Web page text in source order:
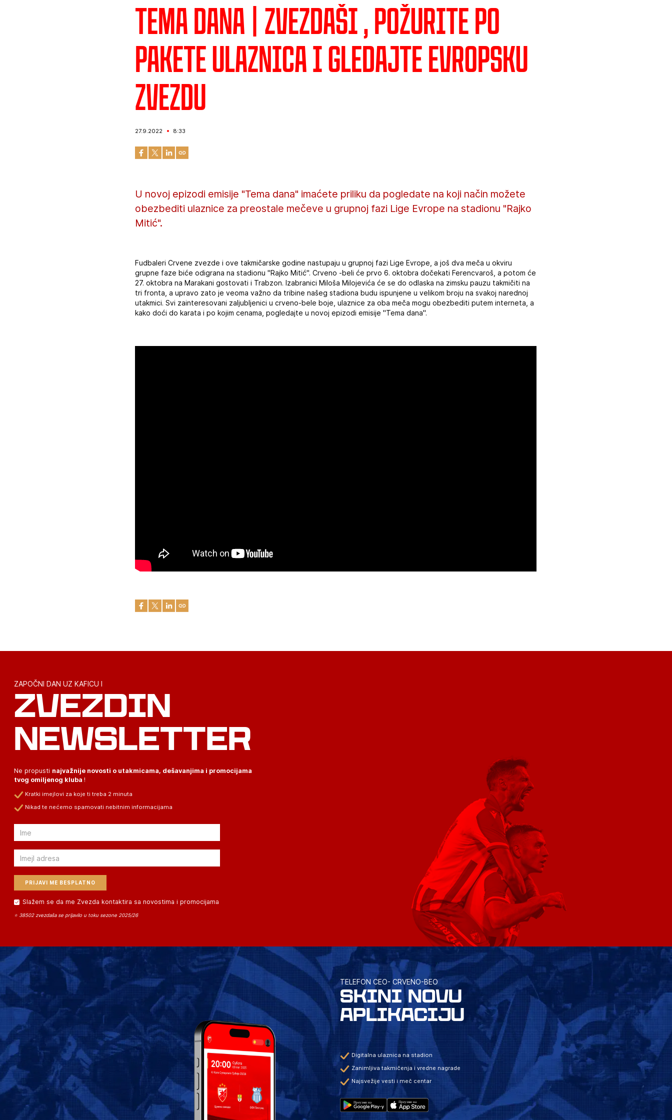
Tema dana | Zvezdaši , požurite po
pakete ulaznica i gledajte evropsku
Zvezdu
27.9.2022 8:33
U novoj epizodi emisije "Tema dana" imaćete priliku da pogledate na koji način možete
obezbediti ulaznice za preostale mečeve u grupnoj fazi Lige Evrope na stadionu "Rajko
Mitić".
Fudbaleri Crvene zvezde i ove takmičarske godine nastupaju u grupnoj fazi Lige Evrope, a još dva meča u okviru
grupne faze biće odigrana na stadionu "Rajko Mitić". Crveno -beli će prvo 6. oktobra dočekati Ferencvaroš, a potom će
27. oktobra na Marakani gostovati i Trabzon. Izabranici Miloša Milojevića će se do odlaska na zimsku pauzu takmičiti na
tri fronta, a upravo zato je veoma važno da tribine našeg stadiona budu ispunjene u velikom broju na svakoj narednoj
utakmici. Svi zainteresovani zaljubljenici u crveno-bele boje, ulaznice za oba meča mogu obezbediti putem interneta, a
kako doći do karata i po kojim cenama, pogledajte u novoj epizodi emisije "Tema dana".
ZAPOČNI DAN UZ KAFICU I
ZVEZDIN
NEWSLETTER
Ne propusti najvažnije novosti o utakmicama, dešavanjima i promocijama
tvog omiljenog kluba !
Kratki imejlovi za koje ti treba 2 minuta
Nikad te nećemo spamovati nebitnim informacijama
Email
Email
Slažem se da me Zvezda kontaktira sa novostima i promocijama
⭐ 38502 zvezdaša se prijavilo u toku sezone 2025/26
TELEFON CEO- CRVENO-BEO
SKINI NOVU
APLIKACIJU
Digitalna ulaznica na stadion
Zanimljiva takmičenja i vredne nagrade
Najsvežije vesti i meč centar